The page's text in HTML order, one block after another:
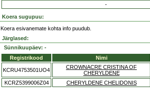
-
Koera sugupuu:
Koera esivanemate kohta info puudub.
Järglased:
Sünnikuupäev: -
Registrikood
Nimi
KCRU4753501UO4
CROWNACRE CRISTINA OF
CHERYLDENE
KCRZ5399006Z04 CHERYLDENE CHELIDONIS